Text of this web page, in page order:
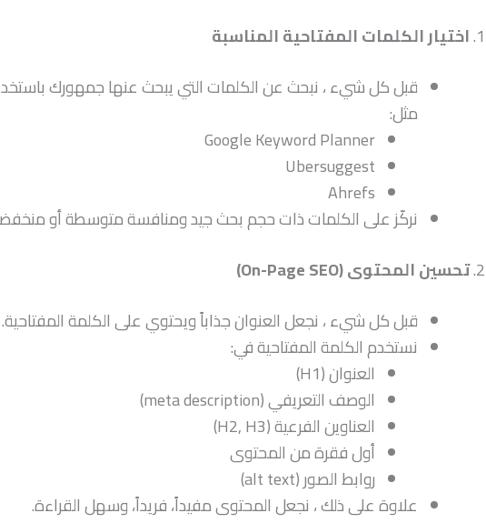
1. اختيار الكلمات المفتاحية المناسبة
قبل كل شيء ، نبحث عن الكلمات التي يبحث عنها جمهورك
مثل:
Google Keyword Planner
Ubersuggest
Ahrefs
نركّز على الكلمات ذات حجم بحث جيد ومنافسة متوسطة أو
2. تحسين المحتوى (On-Page SEO)
قبل كل شيء ، نجعل العنوان جذاباً ويحتوي على الكلمة المفتاحية.
نستخدم الكلمة المفتاحية في:
العنوان (H1)
الوصف التعريفي (meta description)
العناوين الفرعية (H2, H3)
أول فقرة من المحتوى
روابط الصور (alt text)
علاوة على ذلك ، نجعل المحتوى مفيداً، فريداً، وسهل القراءة.